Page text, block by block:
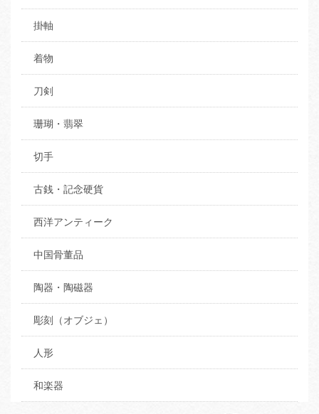
掛軸
着物
刀剣
珊瑚・翡翠
切手
古銭・記念硬貨
西洋アンティーク
中国骨董品
陶器・陶磁器
彫刻（オブジェ）
人形
和楽器